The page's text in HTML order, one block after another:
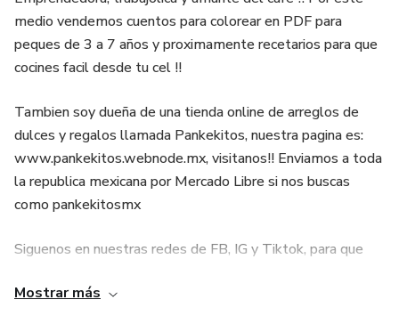
medio vendemos cuentos para colorear en PDF para
peques de 3 a 7 años y proximamente recetarios para que
cocines facil desde tu cel !!
Tambien soy dueña de una tienda online de arreglos de
dulces y regalos llamada Pankekitos, nuestra pagina es:
www.pankekitos.webnode.mx, visitanos!! Enviamos a toda
la republica mexicana por Mercado Libre si nos buscas
como pankekitosmx
Siguenos en nuestras redes de FB, IG y Tiktok, para que
Mostrar más